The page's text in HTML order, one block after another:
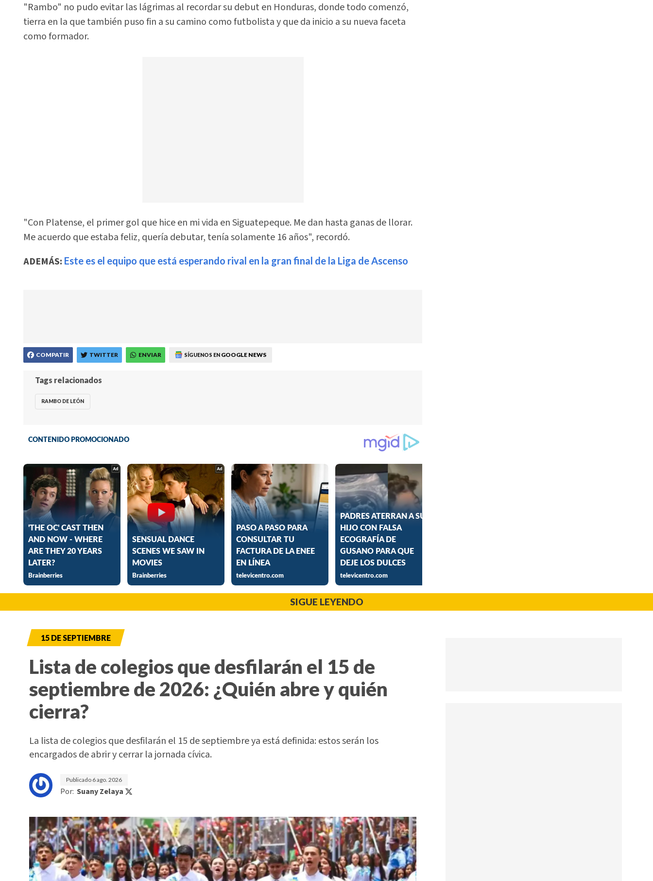
"Rambo" no pudo evitar las lágrimas al recordar su debut en Honduras, donde todo comenzó,
tierra en la que también puso fin a su camino como futbolista y que da inicio a su nueva faceta
como formador.
"Con Platense, el primer gol que hice en mi vida en Siguatepeque. Me dan hasta ganas de llorar.
Me acuerdo que estaba feliz, quería debutar, tenía solamente 16 años", recordó.
ADEMÁS: Este es el equipo que está esperando rival en la gran final de la Liga de Ascenso
COMPATIR TWITTER ENVIAR SÍGUENOS EN GOOGLE NEWS
Tags relacionados
RAMBO DE LEÓN
SIGUE LEYENDO
15 DE SEPTIEMBRE
Lista de colegios que desfilarán el 15 de
septiembre de 2026: ¿Quién abre y quién
cierra?
La lista de colegios que desfilarán el 15 de septiembre ya está definida: estos serán los
encargados de abrir y cerrar la jornada cívica.
Publicado 6 ago. 2026
Por: Suany Zelaya